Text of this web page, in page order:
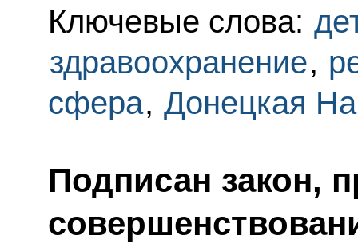
Ключевые слова:
здравоохранение,
сфера, Донецкая
Подписан закон,